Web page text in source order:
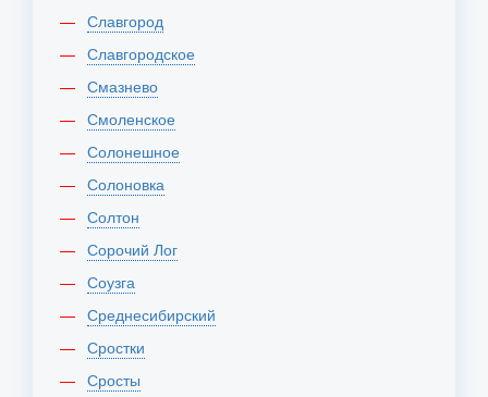
Славгород
Славгородское
Смазнево
Смоленское
Солонешное
Солоновка
Солтон
Сорочий Лог
Соузга
Среднесибирский
Сростки
Сросты